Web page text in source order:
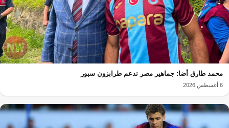
محمد طارق أضا: جماهير مصر تدعم طرابزون سبور
6 أغسطس 2026